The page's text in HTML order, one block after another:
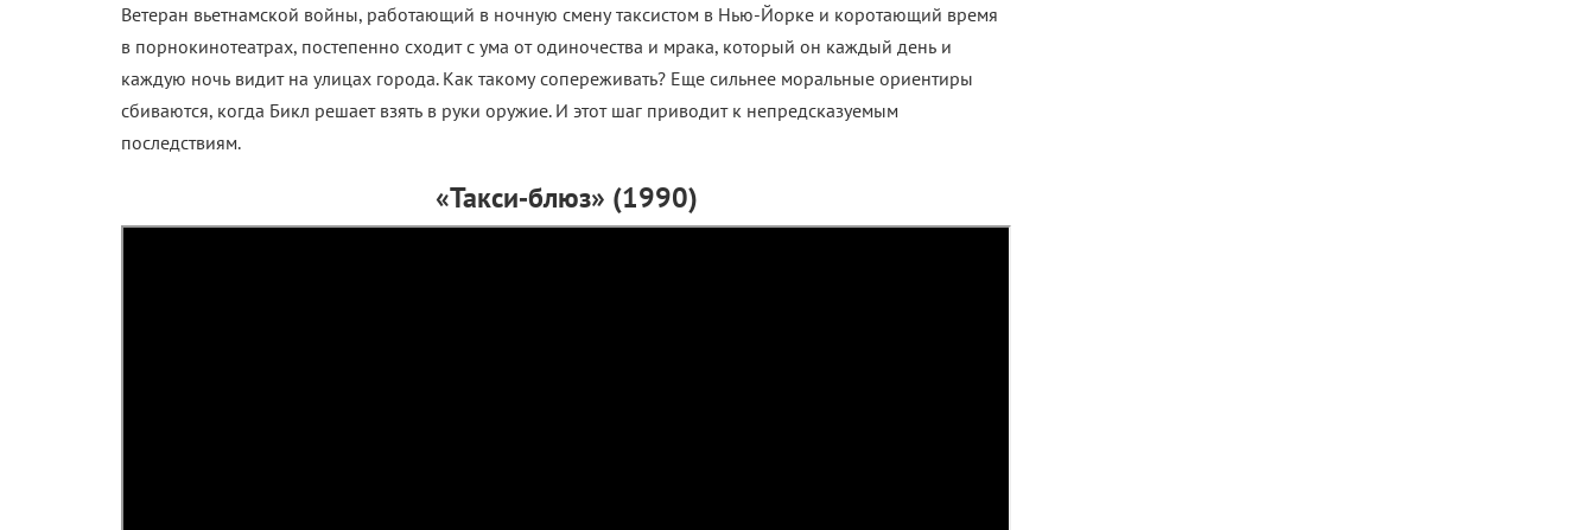
Ветеран вьетнамской войны, работающий в ночную смену таксистом в Нью-Йорке и коротающий время
в порнокинотеатрах, постепенно сходит с ума от одиночества и мрака, который он каждый день и
каждую ночь видит на улицах города. Как такому сопереживать? Еще сильнее моральные ориентиры
сбиваются, когда Бикл решает взять в руки оружие. И этот шаг приводит к непредсказуемым
последствиям.
«Такси‑блюз» (1990)